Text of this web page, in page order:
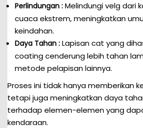
Perlindungan : Melindungi velg dari
cuaca ekstrem, meningkatkan
keindahan.
Daya Tahan : Lapisan cat yang
coating cenderung lebih tahan
metode pelapisan lainnya.
Proses ini tidak hanya memberikan
tetapi juga meningkatkan daya
terhadap elemen-elemen yang
kendaraan.